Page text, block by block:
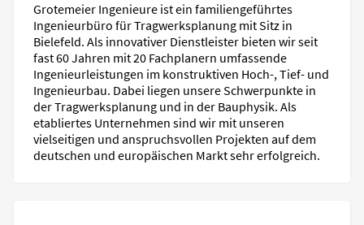
Grotemeier Ingenieure ist ein familiengeführtes
Ingenieurbüro für Tragwerksplanung mit Sitz in
Bielefeld. Als innovativer Dienstleister bieten wir seit
fast 60 Jahren mit 20 Fachplanern umfassende
Ingenieurleistungen im konstruktiven Hoch-, Tief- und
Ingenieurbau. Dabei liegen unsere Schwerpunkte in
der Tragwerksplanung und in der Bauphysik. Als
etabliertes Unternehmen sind wir mit unseren
vielseitigen und anspruchsvollen Projekten auf dem
deutschen und europäischen Markt sehr erfolgreich.